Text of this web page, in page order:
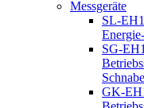
Messgeräte
SL-
SG-
GK-